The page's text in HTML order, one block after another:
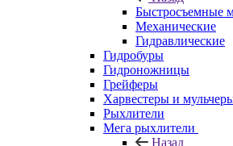
Быстросъемные
Механические
Гидравлические
Гидробуры
Гидроножницы
Грейферы
Харвестеры и
Рыхлители
Мега рыхлители
Назад